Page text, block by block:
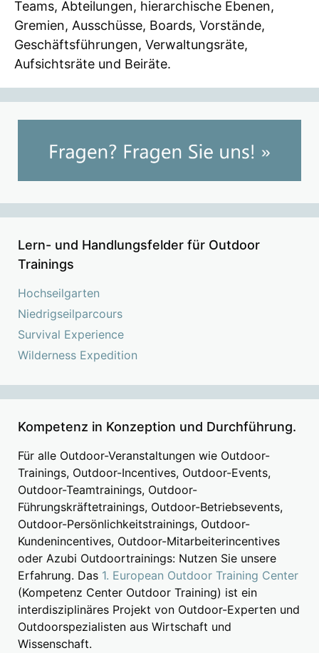
Teams, Abteilungen, hierarchische Ebenen,
Gremien, Ausschüsse, Boards, Vorstände,
Geschäftsführungen, Verwaltungsräte,
Aufsichtsräte und Beiräte.
Lern- und Handlungsfelder für Outdoor
Trainings
Hochseilgarten
Niedrigseilparcours
Survival Experience
Wilderness Expedition
Kompetenz in Konzeption und Durchführung.
Für alle Outdoor-Veranstaltungen wie Outdoor-
Trainings, Outdoor-Incentives, Outdoor-Events,
Outdoor-Teamtrainings, Outdoor-
Führungskräftetrainings, Outdoor-Betriebsevents,
Outdoor-Persönlichkeitstrainings, Outdoor-
Kundenincentives, Outdoor-Mitarbeiterincentives
oder Azubi Outdoortrainings: Nutzen Sie unsere
Erfahrung. Das 1. European Outdoor Training Center
(Kompetenz Center Outdoor Training) ist ein
interdisziplinäres Projekt von Outdoor-Experten und
Outdoorspezialisten aus Wirtschaft und
Wissenschaft.